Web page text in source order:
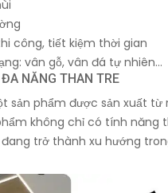
công, tiết kiệm thời gian
vân gỗ, vân đá tự nhiên…
NĂNG THAN TRE
sản phẩm được sản xuất từ
không chỉ có tính
trở thành xu hướng